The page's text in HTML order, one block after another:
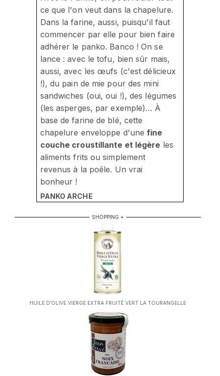
ce que l'on veut dans la chapelure.
Dans la farine, aussi, puisqu'il faut
commencer par elle pour bien faire
adhérer le panko. Banco ! On se
lance : avec le tofu, bien sûr mais,
aussi, avec les œufs (c'est délicieux
!), du pain de mie pour des mini
sandwiches (oui, oui !), des légumes
(les asperges, par exemple)… À
base de farine de blé, cette
chapelure enveloppe d'unefine
couche croustillante et légère les
aliments frits ou simplement
revenus à la poêle. Un vrai
bonheur !
PANKO ARCHE
SHOPPING +
HUILE D’OLIVE VIERGE EXTRA FRUITÉ VERT LA TOURANGELLE